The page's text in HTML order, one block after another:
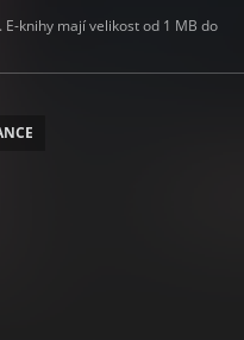
knihy mají velikost od 1 MB do